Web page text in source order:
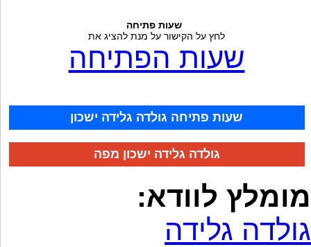
שעות פתיחה
לחץ על הקישור על מנת להציג את
שעות הפתיחה
שעות פתיחה גולדה גלידה ישכון
גולדה גלידה ישכון מפה
מומלץ לוודא:
גולדה גלידה